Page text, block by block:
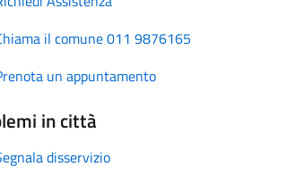
il comune 011 9876165
un appuntamento
in città
disservizio